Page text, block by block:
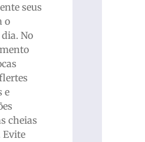
seus
o
No
e
cheias
Evite